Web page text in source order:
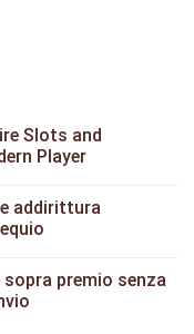
Slots and
Player
addirittura
premio senza